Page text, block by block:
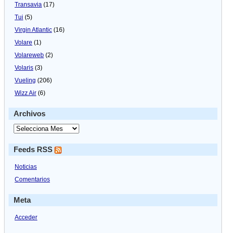
Transavia (17)
Tui (5)
Virgin Atlantic (16)
Volare (1)
Volareweb (2)
Volaris (3)
Vueling (206)
Wizz Air (6)
Archivos
Feeds RSS
Noticias
Comentarios
Meta
Acceder